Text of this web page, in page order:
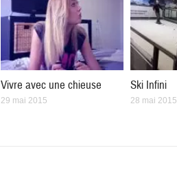
Vivre avec une chieuse
29 mai 2015
Ski Infini
28 mai 2015